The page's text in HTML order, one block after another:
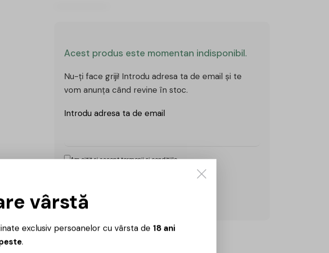
Acest produs este momentan indisponibil.
Nu-ți face griji! Introdu adresa ta de email și te
vom anunța când revine în stoc.
Introdu adresa ta de email
Am citit și accepttermenii și condițiile.
Ai întrebări? Sună aici: 0725860799
vârstă
exclusiv persoanelor cu vârsta de 18 ani
.